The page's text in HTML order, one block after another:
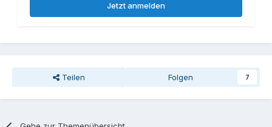
Jetzt anmelden
Teilen Folgen 7